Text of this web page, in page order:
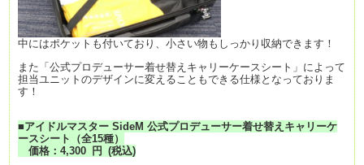
中にはポケットも付いており、小さい物もしっかり収納できます！
また「公式プロデューサー着せ替えキャリーケースシート」によって
担当ユニットのデザインに変えることもできる仕様となっておりま
す！
■アイドルマスター SideM 公式プロデューサー着せ替えキャリーケ
ースシート（全15種）
価格：4,300
円 (税込)